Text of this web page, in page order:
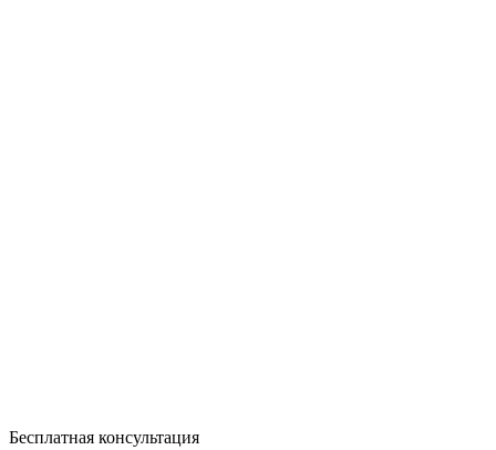
Бесплатная консультация